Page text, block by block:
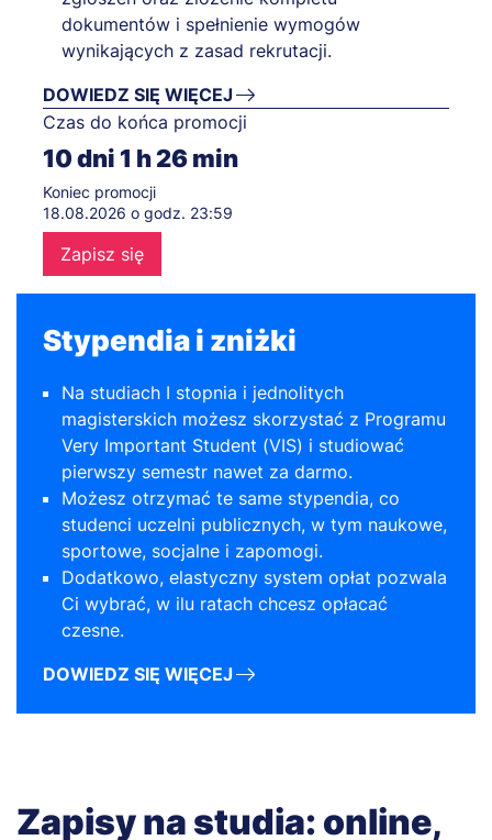
dokumentów i spełnienie wymogów
wynikających z zasad rekrutacji.
DOWIEDZ SIĘ WIĘCEJ
Czas do końca promocji
10dni 1 h26min
Koniec promocji
18.08.2026 o godz. 23:59
Zapisz się
Stypendia i zniżki
Na studiach I stopnia i jednolitych
magisterskich możesz skorzystać z Programu
Very Important Student (VIS) i studiować
pierwszy semestr nawet za darmo.
Możesz otrzymać te same stypendia, co
studenci uczelni publicznych, w tym naukowe,
sportowe, socjalne i zapomogi.
Dodatkowo, elastyczny system opłat pozwala
Ci wybrać, w ilu ratach chcesz opłacać
czesne.
DOWIEDZ SIĘ WIĘCEJ
Zapisy na studia: online,